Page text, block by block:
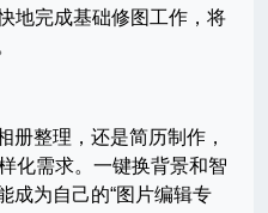
地完成基础修图工作，将
册整理，还是简历制作，
化需求。一键换背景和智
成为自己的“图片编辑专